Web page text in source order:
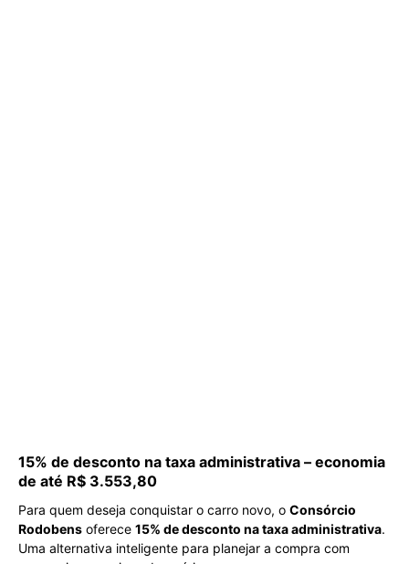
15% de desconto na taxa administrativa – economia
de até R$ 3.553,80
Para quem deseja conquistar o carro novo, o Consórcio
Rodobens oferece 15% de desconto na taxa administrativa.
Uma alternativa inteligente para planejar a compra com